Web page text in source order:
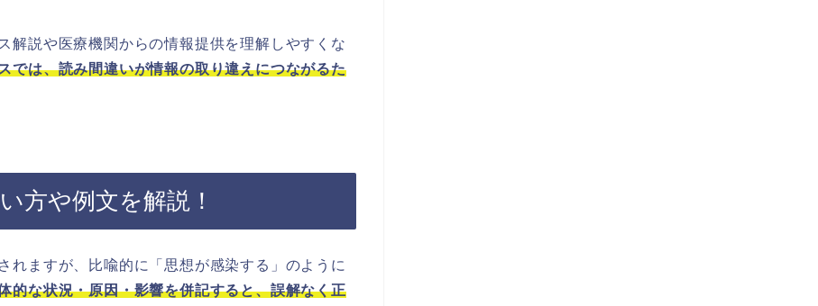
解説や医療機関からの情報提供を理解しやすくな
では、読み間違いが情報の取り違えにつながるた
方や例文を解説！
れますが、比喩的に「思想が感染する」のように
的な状況・原因・影響を併記すると、誤解なく正